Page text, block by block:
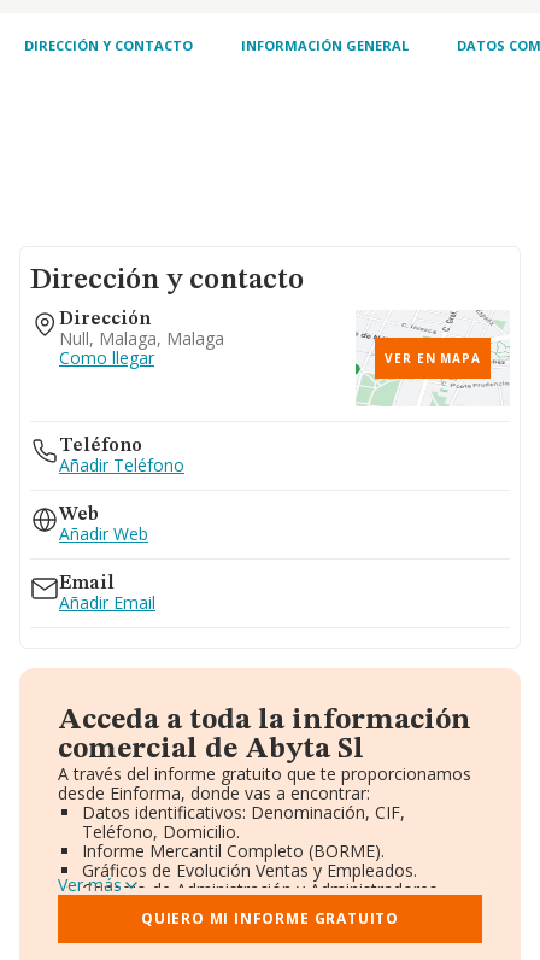
DIRECCIÓN Y CONTACTO INFORMACIÓN GENERAL DATOS
Dirección y contacto
Dirección
Null, Malaga, Malaga
Como llegar
VER EN MAPA
Teléfono
Añadir Teléfono
Web
Añadir Web
Email
Añadir Email
Acceda a toda la información
comercial de Abyta Sl
A través del informe gratuito que te proporcionamos
desde Einforma, donde vas a encontrar:
Datos identificativos: Denominación, CIF,
Teléfono, Domicilio.
Informe Mercantil Completo (BORME).
Gráficos de Evolución Ventas y Empleados.
Consejo de Administración y Administradores.
Directivos y Ejecutivos.
Accionistas.
Participaciones y Vinculaciones en otras empresas.
Ver más
QUIERO MI INFORME GRATUITO